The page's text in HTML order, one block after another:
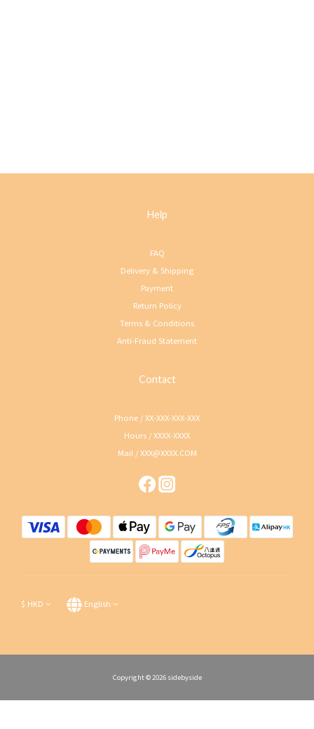
Help
FAQ
Delivery & Shipping
Payment
Return Policy
Terms & Conditions
Anti-Fraud Statement
Contact
Phone / XX-XXX-XXX-XXX
Hours / XXXX-XXXX
Mail / XXX@XXXX.COM
$ HKD English
Copyright © 2026 sidebyside